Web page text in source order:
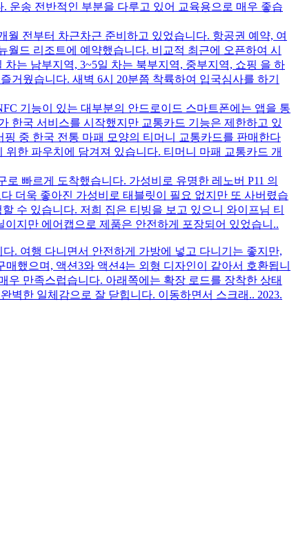
운송 전반적인 부분을 다루고 있어 교육용으로 매우 좋습
전부터 차근차근 준비하고 있었습니다. 항공권 예약, 여
드 리조트에 예약했습니다. 비교적 최근에 오픈하여 시
는 남부지역, 3~5일 차는 북부지역, 중부지역, 쇼핑 을 하
웠습니다. 새벽 6시 20분쯤 착륙하여 입국심사를 하기
기능이 있는 대부분의 안드로이드 스마트폰에는 앱을 통
한국 서비스를 시작했지만 교통카드 기능은 제한하고 있
중 한국 전통 마패 모양의 티머니 교통카드를 판매한다
한 파우치에 담겨져 있습니다. 티머니 마패 교통카드 개
빠르게 도착했습니다. 가성비로 유명한 레노버 P11 의
더욱 좋아진 가성비로 태블릿이 필요 없지만 또 사버렸습
수 있습니다. 저희 집은 티빙을 보고 있으니 와이프님 티
지만 에어캡으로 제품은 안전하게 포장되어 있었습니..
. 여행 다니면서 안전하게 가방에 넣고 다니기는 좋지만,
했으며, 액션3와 액션4는 외형 디자인이 같아서 호환됩니
만족스럽습니다. 아래쪽에는 확장 로드를 장착한 상태
벽한 일체감으로 잘 닫힙니다. 이동하면서 스크래.. 2023.